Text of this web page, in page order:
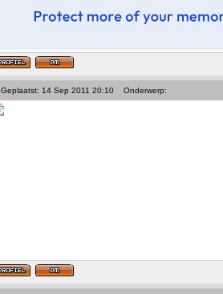
Geplaatst: 14 Sep 2011 20:10 Onderwerp: